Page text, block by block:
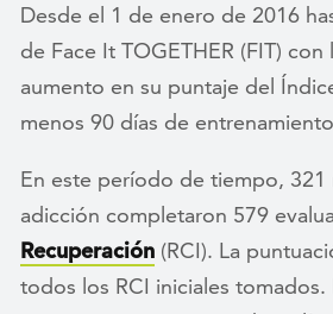
Desde el 1 de enero de 2016
de Face It TOGETHER (FIT)
aumento en su puntaje del
menos 90 días de
En este período de tiempo,
adicción completaron 579
Recuperación (RCI). La
todos los RCI iniciales